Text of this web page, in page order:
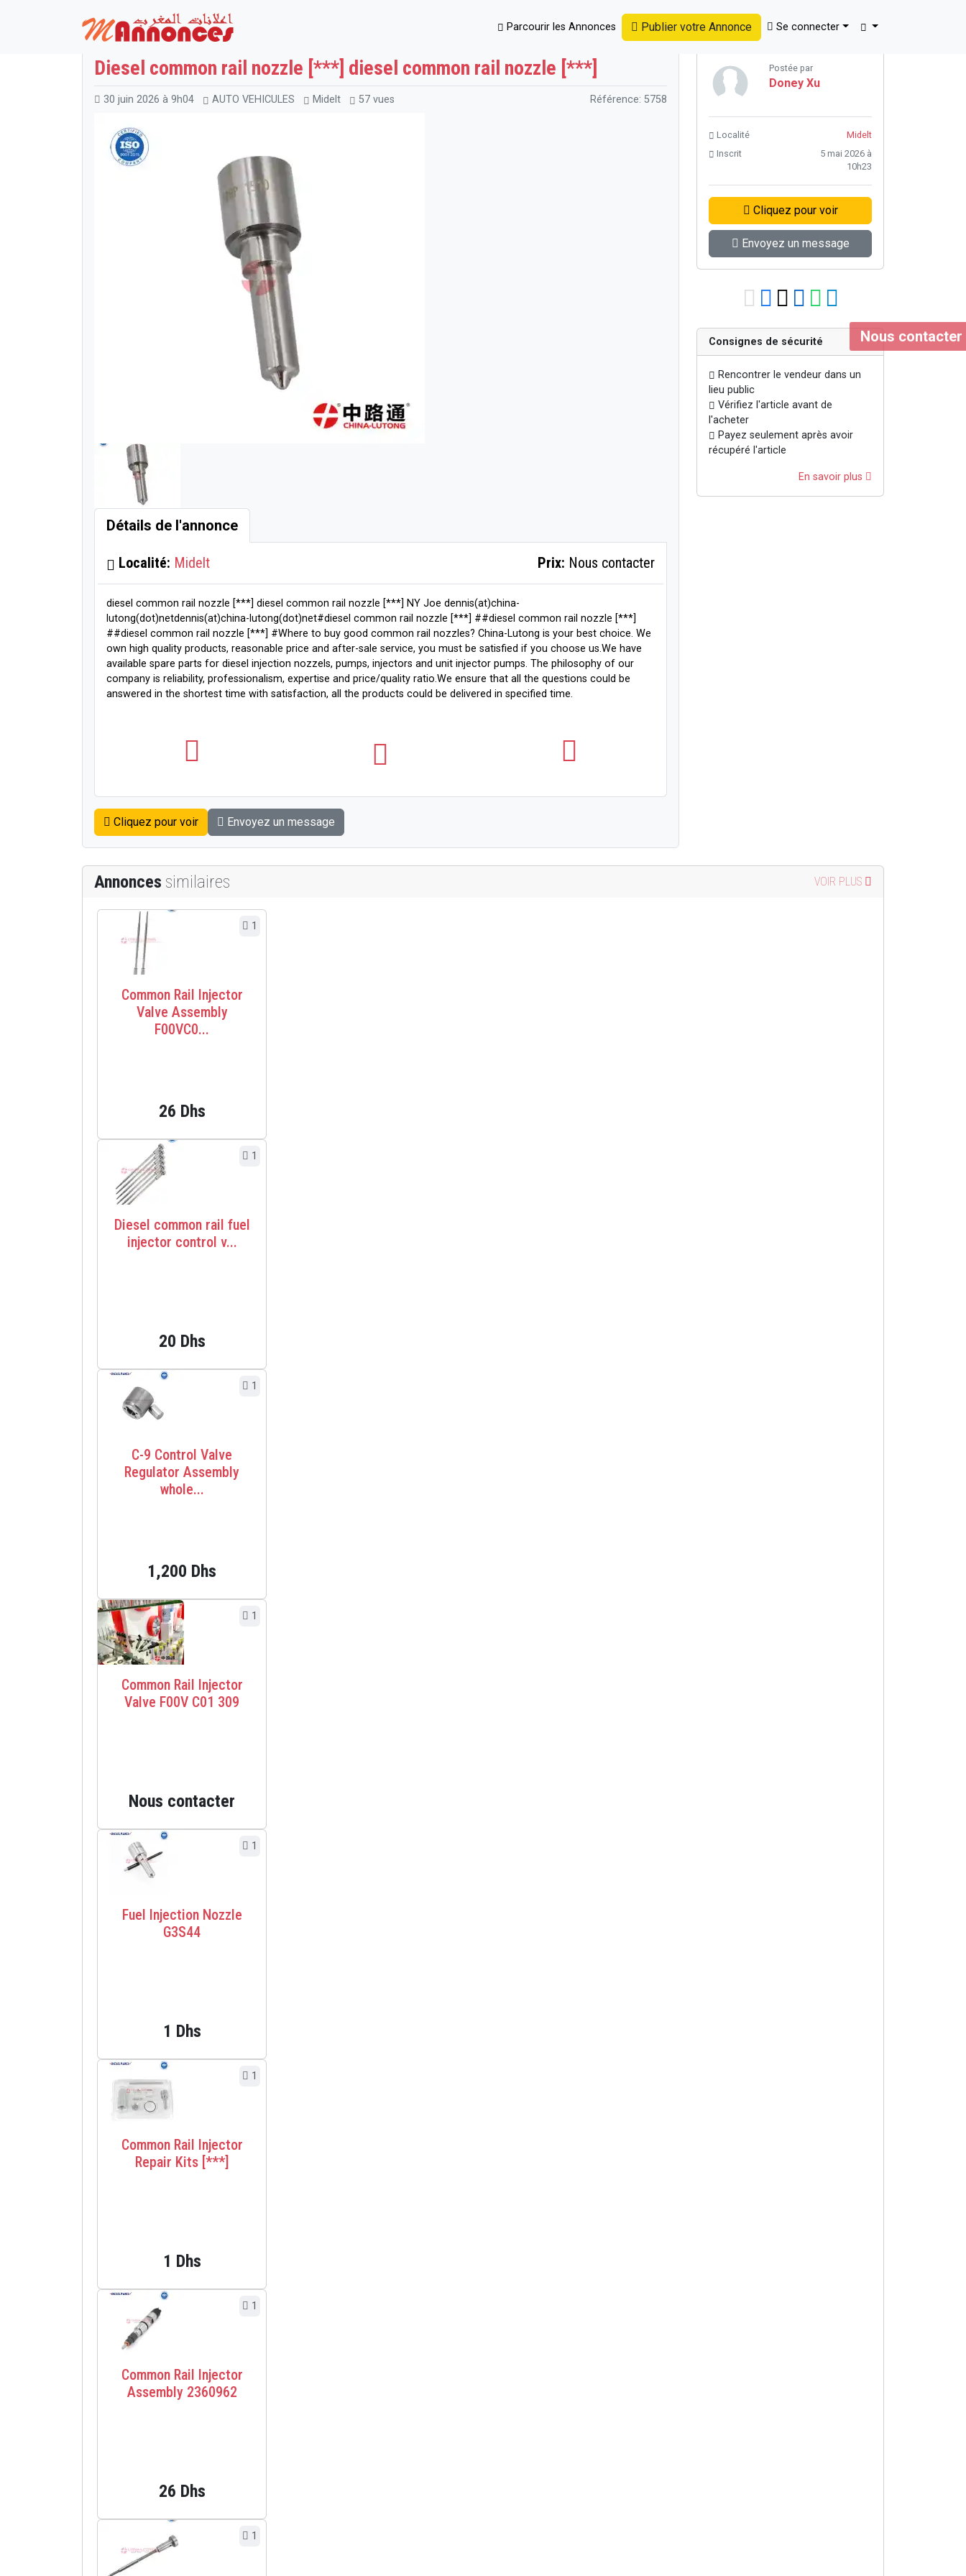
Parcourir les Annonces Publier votre Annonce Se connecter
Maroc AUTO VEHICULES Diesel common rail nozzle [***] diesel common rail nozzle [***] Retour à la page précédente
Diesel common rail nozzle [***] diesel common rail nozzle [***]
30 juin 2026 à 9h04 AUTO VEHICULES Midelt 57 vues Référence: 5758
Nous contacter
Détails de l'annonce
Localité: Midelt Prix: Nous contacter
diesel common rail nozzle [***] diesel common rail nozzle [***] NY Joe dennis(at)china-
lutong(dot)netdennis(at)china-lutong(dot)net#diesel common rail nozzle [***] ##diesel common rail nozzle [***]
##diesel common rail nozzle [***] #Where to buy good common rail nozzles? China-Lutong is your best choice. We
own high quality products, reasonable price and after-sale service, you must be satisfied if you choose us.We have
available spare parts for diesel injection nozzels, pumps, injectors and unit injector pumps. The philosophy of our
company is reliability, professionalism, expertise and price/quality ratio.We ensure that all the questions could be
answered in the shortest time with satisfaction, all the products could be delivered in specified time.
Cliquez pour voir Envoyez un message
Postée par
Doney Xu
Localité
Midelt
Inscrit
5 mai 2026 à
10h23
Cliquez pour voir
Envoyez un message
Consignes de sécurité
Rencontrer le vendeur dans un
lieu public
Vérifiez l'article avant de
l'acheter
Payez seulement après avoir
récupéré l'article
En savoir plus
Annonces similaires VOIR PLUS
1
Common Rail Injector
Valve Assembly
F00VC0...
26 Dhs
1
Diesel common rail fuel
injector control v...
20 Dhs
1
C-9 Control Valve
Regulator Assembly
whole...
1,200 Dhs
1
Common Rail Injector
Valve F00V C01 309
Nous contacter
1
Fuel Injection Nozzle
G3S44
1 Dhs
1
Common Rail Injector
Repair Kits [***]
1 Dhs
1
Common Rail Injector
Assembly 2360962
26 Dhs
1